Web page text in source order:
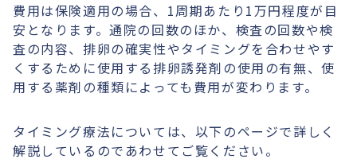
費用は保険適用の場合、1周期あたり1万円程度が目
安となります。通院の回数のほか、検査の回数や検
査の内容、排卵の確実性やタイミングを合わせやす
くするために使用する排卵誘発剤の使用の有無、使
用する薬剤の種類によっても費用が変わります。
タイミング療法については、以下のページで詳しく
解説しているのであわせてご覧ください。